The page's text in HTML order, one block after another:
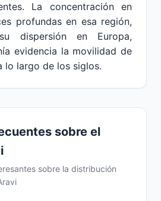
La concentración en
profundas en esa región,
dispersión en Europa,
evidencia la movilidad de
lo largo de los siglos.
sobre el
sobre la distribución